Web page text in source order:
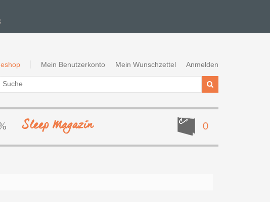
Mein Benutzerkonto Mein Wunschzettel Anmelden
0
Sleep Magazin